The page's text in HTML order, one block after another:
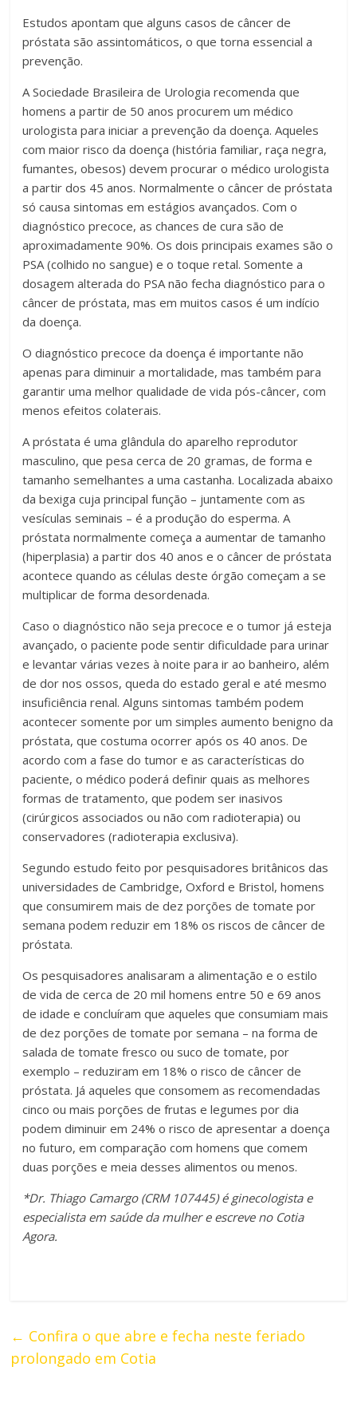
Estudos apontam que alguns casos de câncer de
próstata são assintomáticos, o que torna essencial a
prevenção.
A Sociedade Brasileira de Urologia recomenda que
homens a partir de 50 anos procurem um médico
urologista para iniciar a prevenção da doença. Aqueles
com maior risco da doença (história familiar, raça negra,
fumantes, obesos) devem procurar o médico urologista
a partir dos 45 anos. Normalmente o câncer de próstata
só causa sintomas em estágios avançados. Com o
diagnóstico precoce, as chances de cura são de
aproximadamente 90%. Os dois principais exames são o
PSA (colhido no sangue) e o toque retal. Somente a
dosagem alterada do PSA não fecha diagnóstico para o
câncer de próstata, mas em muitos casos é um indício
da doença.
O diagnóstico precoce da doença é importante não
apenas para diminuir a mortalidade, mas também para
garantir uma melhor qualidade de vida pós-câncer, com
menos efeitos colaterais.
A próstata é uma glândula do aparelho reprodutor
masculino, que pesa cerca de 20 gramas, de forma e
tamanho semelhantes a uma castanha. Localizada abaixo
da bexiga cuja principal função – juntamente com as
vesículas seminais – é a produção do esperma. A
próstata normalmente começa a aumentar de tamanho
(hiperplasia) a partir dos 40 anos e o câncer de próstata
acontece quando as células deste órgão começam a se
multiplicar de forma desordenada.
Caso o diagnóstico não seja precoce e o tumor já esteja
avançado, o paciente pode sentir dificuldade para urinar
e levantar várias vezes à noite para ir ao banheiro, além
de dor nos ossos, queda do estado geral e até mesmo
insuficiência renal. Alguns sintomas também podem
acontecer somente por um simples aumento benigno da
próstata, que costuma ocorrer após os 40 anos. De
acordo com a fase do tumor e as características do
paciente, o médico poderá definir quais as melhores
formas de tratamento, que podem ser inasivos
(cirúrgicos associados ou não com radioterapia) ou
conservadores (radioterapia exclusiva).
Segundo estudo feito por pesquisadores britânicos das
universidades de Cambridge, Oxford e Bristol, homens
que consumirem mais de dez porções de tomate por
semana podem reduzir em 18% os riscos de câncer de
próstata.
Os pesquisadores analisaram a alimentação e o estilo
de vida de cerca de 20 mil homens entre 50 e 69 anos
de idade e concluíram que aqueles que consumiam mais
de dez porções de tomate por semana – na forma de
salada de tomate fresco ou suco de tomate, por
exemplo – reduziram em 18% o risco de câncer de
próstata. Já aqueles que consomem as recomendadas
cinco ou mais porções de frutas e legumes por dia
podem diminuir em 24% o risco de apresentar a doença
no futuro, em comparação com homens que comem
duas porções e meia desses alimentos ou menos.
*Dr. Thiago Camargo (CRM 107445) é ginecologista e
especialista em saúde da mulher e escreve no Cotia
Agora.
← Confira o que abre e fecha neste feriado
prolongado em Cotia